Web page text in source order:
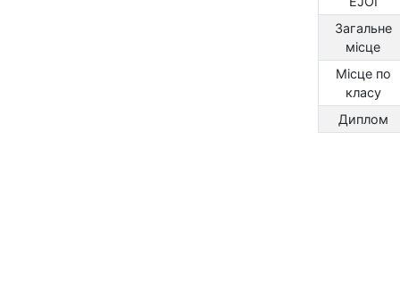
Загальне
місце
Місце по
класу
Диплом